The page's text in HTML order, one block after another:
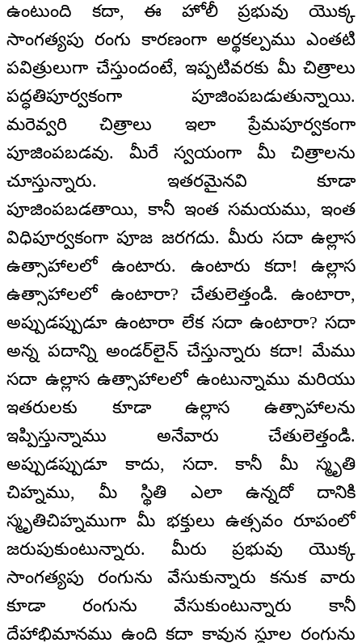
ఉంటుంది కదా, ఈ హోలీ ప్రభువు యొక్క
సాంగత్యపు రంగు కారణంగా అర్థకల్పము ఎంతటి
పవిత్రులుగా చేస్తుందంటే, ఇప్పటివరకు మీ చిత్రాలు
పద్ధతిపూర్వకంగా పూజింపబడుతున్నాయి.
మరెవ్వరి చిత్రాలు ఇలా ప్రేమపూర్వకంగా
పూజింపబడవు. మీరే స్వయంగా మీ చిత్రాలను
చూస్తున్నారు. ఇతరమైనవి కూడా
పూజింపబడతాయి, కానీ ఇంత సమయము, ఇంత
విధిపూర్వకంగా పూజ జరగదు. మీరు సదా ఉల్లాస
ఉత్సాహాలలో ఉంటారు. ఉంటారు కదా! ఉల్లాస
ఉత్సాహాలలో ఉంటారా? చేతులెత్తండి. ఉంటారా,
అప్పుడప్పుడూ ఉంటారా లేక సదా ఉంటారా? సదా
అన్న పదాన్ని అండర్‌లైన్ చేస్తున్నారు కదా! మేము
సదా ఉల్లాస ఉత్సాహాలలో ఉంటున్నాము మరియు
ఇతరులకు కూడా ఉల్లాస ఉత్సాహాలను
ఇప్పిస్తున్నాము అనేవారు చేతులెత్తండి.
అప్పుడప్పుడూ కాదు, సదా. కానీ మీ స్మృతి
చిహ్నము, మీ స్థితి ఎలా ఉన్నదో దానికి
స్మృతిచిహ్నముగా మీ భక్తులు ఉత్సవం రూపంలో
జరుపుకుంటున్నారు. మీరు ప్రభువు యొక్క
సాంగత్యపు రంగును వేసుకున్నారు కనుక వారు
కూడా రంగును వేసుకుంటున్నారు కానీ
దేహాభిమానము ఉంది కదా కావున స్థూల రంగును